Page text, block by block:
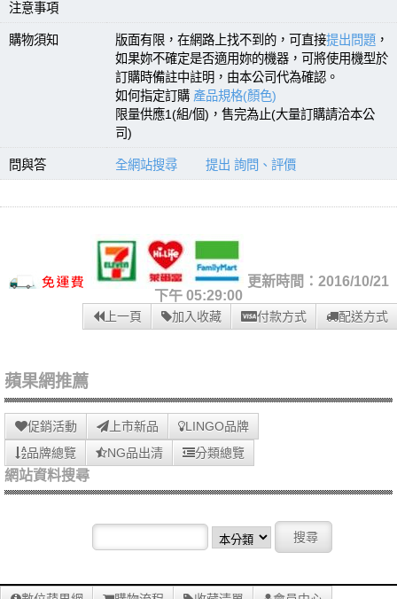
注意事項
購物須知 版面有限，在網路上找不到的，可直接提出問題 ，
如果妳不確定是否適用妳的機器，可將使用機型於
訂購時備註中註明，由本公司代為確認。
如何指定訂購 產品規格(顏色)
限量供應1(組/個)，售完為止(大量訂購請洽本公
司)
問與答 全網站搜尋 提出 詢問、評價
更新時間：2016/10/21
下午 05:29:00
上一頁 加入收藏 付款方式 配送方式
蘋果網推薦
促銷活動 上市新品
LINGO品牌
品牌總覽
NG品出清 分類總覽
網站資料搜尋